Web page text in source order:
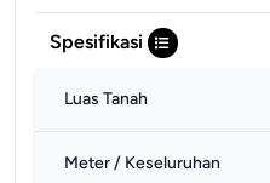
Spesifikasi
Luas Tanah
Meter / Keseluruhan